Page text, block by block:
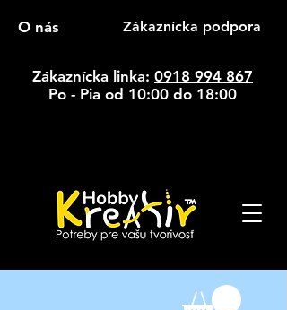
O nás Zákaznícka podpora
Zákaznícka linka: 0918 994 867
Po - Pia od 10:00 do 18:00